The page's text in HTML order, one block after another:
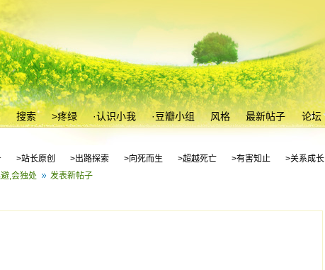
论坛
最新帖子
风格
·豆瓣小组
·认识小我
>疼绿
搜索
>关系成长
>有害知止
>超越死亡
>向死而生
>出路探索
>站长原创
,会独处 发表新帖子